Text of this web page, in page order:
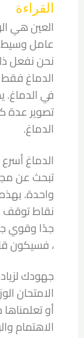
القراءة
العين هي
عامل وسيط.
نحن نفعل
الدماغ فقط
في الدماغ.
تصوير عدة
الدماغ.
الدماغ
تبحث عن
واحدة.
نقاط توقف
جدًا وقوي
، فسيكون
جهودك
الامتحان
أو
الاهتمام